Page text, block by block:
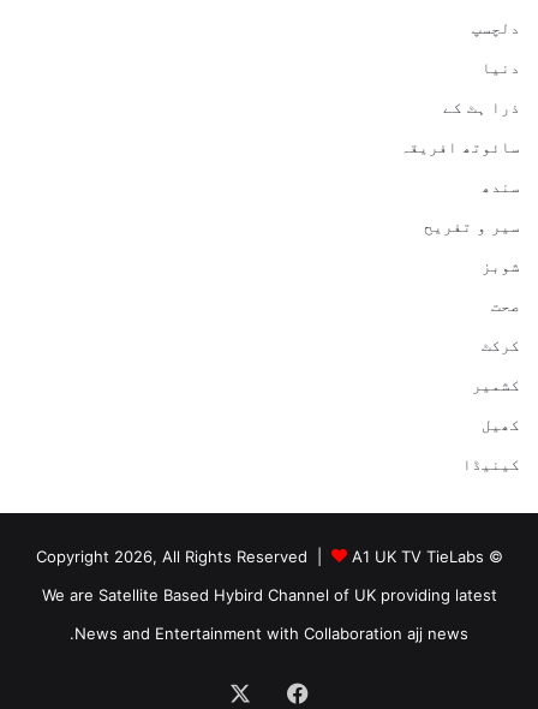
دلچسپ
دنیا
ذرا ہٹ کے
سائوتھ افریقہ
سندھ
سیر و تفریح
شوبز
صحت
کرکٹ
کشمیر
کھیل
کینیڈا
© Copyright 2026, All Rights Reserved |
A1 UK TV TieLabs
We are Satellite Based Hybird Channel of UK providing latest
News and Entertainment with Collaboration ajj news.
Facebook